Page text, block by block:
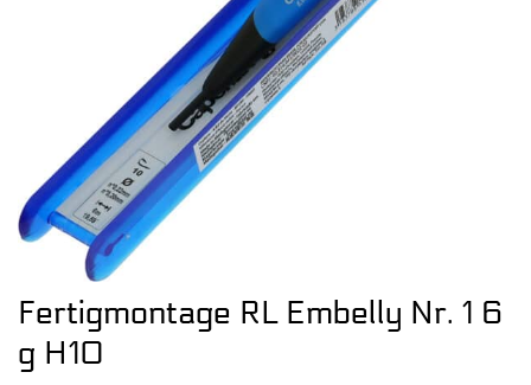
Fertigmontage RL Embelly Nr. 1 6
g H10